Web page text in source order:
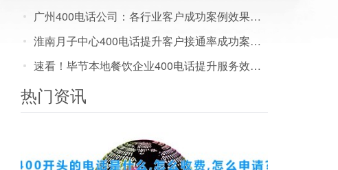
广州400电话公司：各行业客户成功案例效果展示
淮南月子中心400电话提升客户接通率成功案例干货分享
速看！毕节本地餐饮企业400电话提升服务效率成功案例
热门资讯